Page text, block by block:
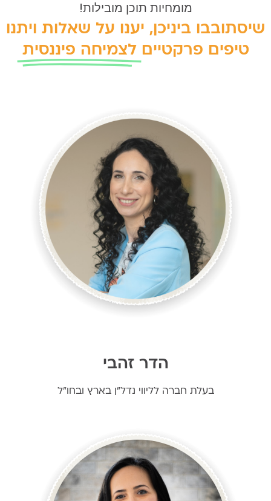
מומחיות תוכן מובילות!
ביניכן, יענו על שאלות ויתנו
פרקטיים לצמיחה פיננסית
הדר זהבי
בעלת חברה לליווי נדל"ן בארץ ובחו"ל